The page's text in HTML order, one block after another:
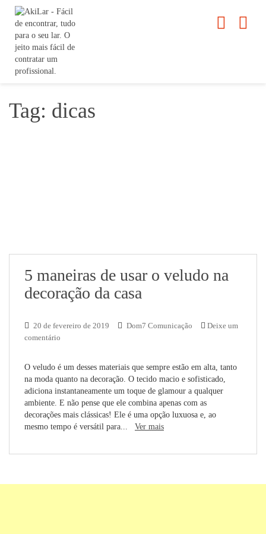
Tag: dicas
5 maneiras de usar o veludo na
decoração da casa
20 de fevereiro de 2019 Dom7 Comunicação
Deixe um
comentário
O veludo é um desses materiais que sempre estão em alta, tanto
na moda quanto na decoração. O tecido macio e sofisticado,
adiciona instantaneamente um toque de glamour a qualquer
ambiente. E não pense que ele combina apenas com as
decorações mais clássicas! Ele é uma opção luxuosa e, ao
mesmo tempo é versátil para... Ver mais